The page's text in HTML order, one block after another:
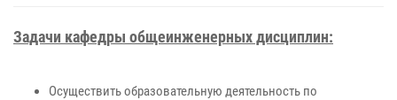
Задачи кафедры общеинженерных дисциплин:
Осуществить образовательную деятельность по